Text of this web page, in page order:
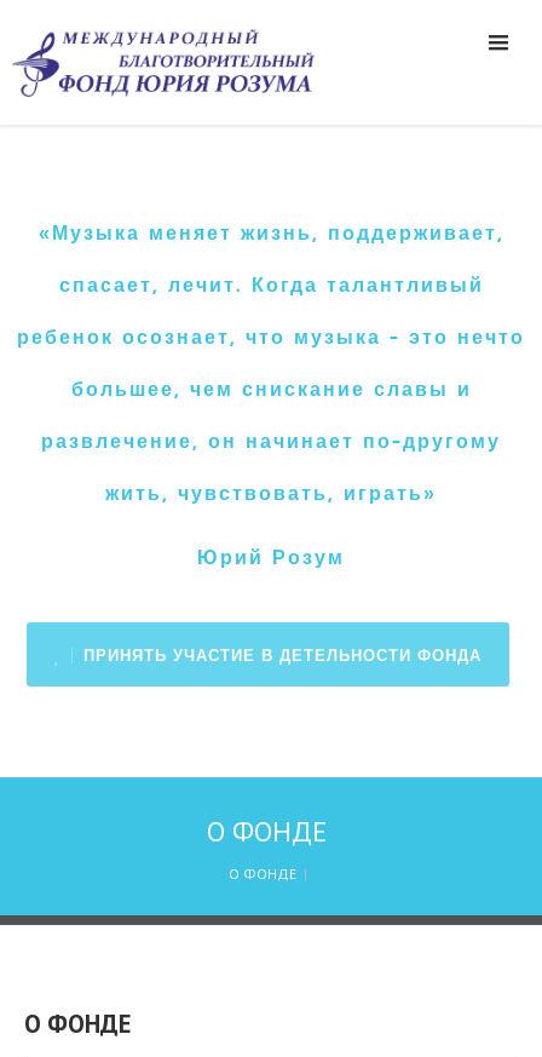
«Музыка меняет жизнь, поддерживает,
спасает, лечит. Когда талантливый
ребенок осознает, что музыка - это нечто
большее, чем снискание славы и
развлечение, он начинает по-другому
жить, чувствовать, играть»
Юрий Розум
ПРИНЯТЬ УЧАСТИЕ В ДЕТЕЛЬНОСТИ ФОНДА
О ФОНДЕ
О ФОНДЕ |
О ФОНДЕ